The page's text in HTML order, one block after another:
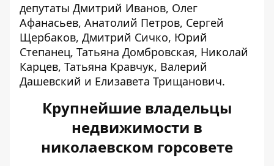
депутаты Дмитрий Иванов, Олег
Афанасьев, Анатолий Петров, Сергей
Щербаков, Дмитрий Сичко, Юрий
Степанец, Татьяна Домбровская, Николай
Карцев, Татьяна Кравчук, Валерий
Дашевский и Елизавета Трищанович.
Крупнейшие владельцы
недвижимости в
николаевском горсовете